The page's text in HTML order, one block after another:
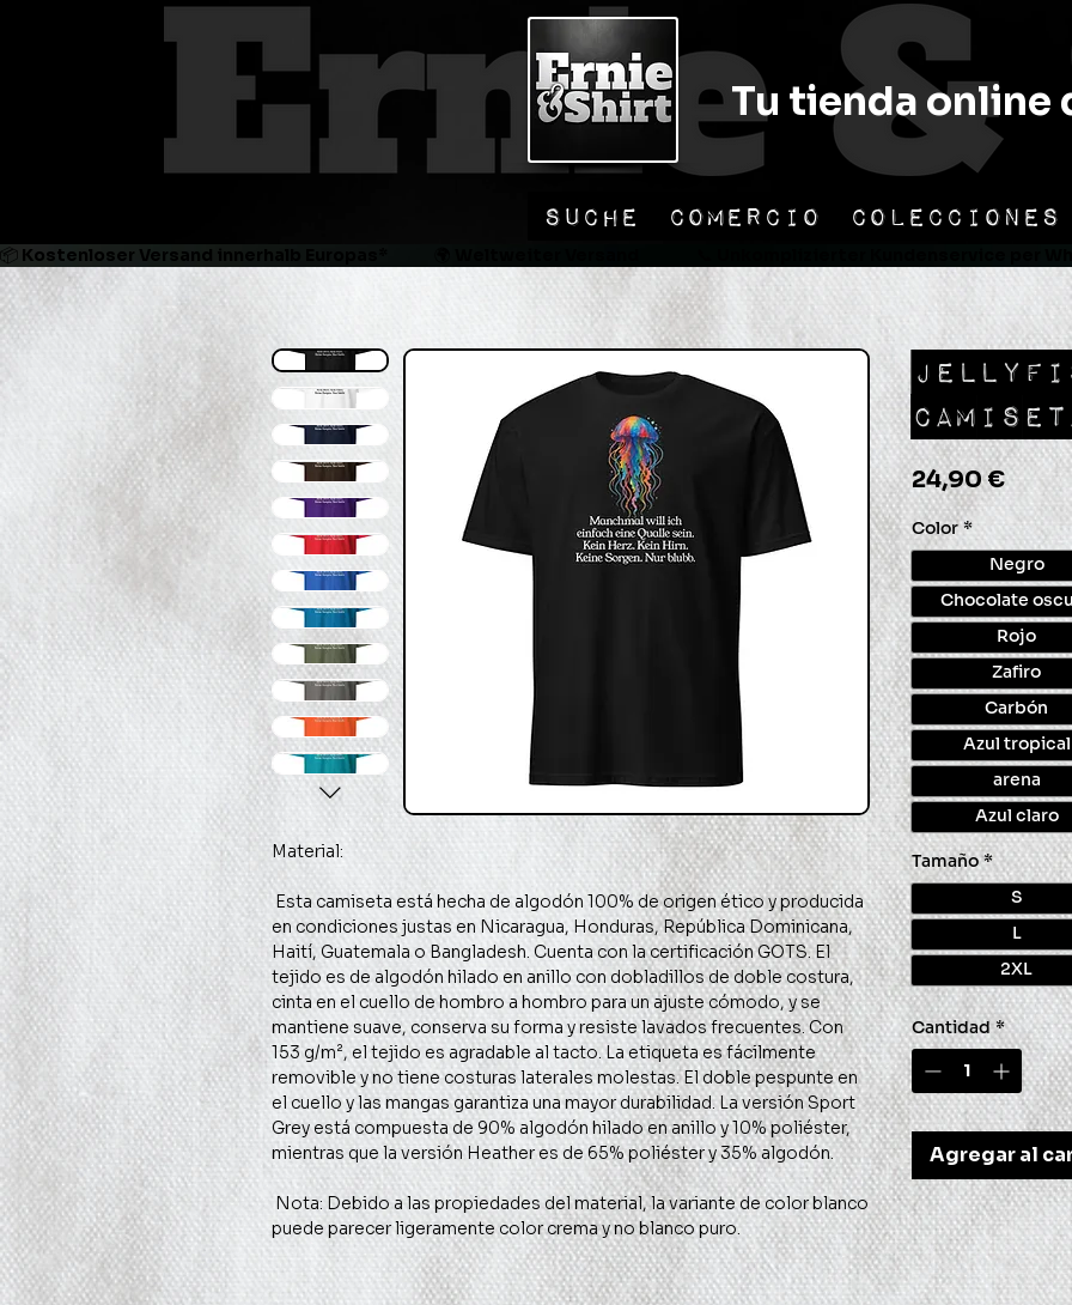
Tu tienda online
SUCHE COMERCIO COLECCIONES
📦 Kostenloser Versand innerhalb Europas*             🌍 Weltweiter Versand                📞 Unkomplizierter Kundenservice
en condiciones justas en Nicaragua, Honduras, República Dominicana,
Haití, Guatemala o Bangladesh. Cuenta con la certificación GOTS. El
tejido es de algodón hilado en anillo con dobladillos de doble costura,
cinta en el cuello de hombro a hombro para un ajuste cómodo, y se
mantiene suave, conserva su forma y resiste lavados frecuentes. Con
153 g/m², el tejido es agradable al tacto. La etiqueta es fácilmente
removible y no tiene costuras laterales molestas. El doble pespunte en
el cuello y las mangas garantiza una mayor durabilidad. La versión Sport
Grey está compuesta de 90% algodón hilado en anillo y 10% poliéster,
Nota: Debido a las propiedades del material, la variante de color blanco
24,90 €
Color *
Negro
Chocolate
Rojo
Zafiro
Carbón
Azul tropical
arena
Azul claro
Tamaño *
S
L
2XL
Cantidad *
Agregar al